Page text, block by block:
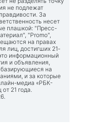
не подлежат
За
несет
плашкой: "Пресс-
"Promo",
на правах
лиц, достигших 21-
информационный
и объявления,
на
и за которые
медиа «РБК-
21 года.